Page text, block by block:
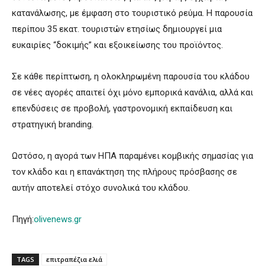
κατανάλωσης, με έμφαση στο τουριστικό ρεύμα. Η παρουσία
περίπου 35 εκατ. τουριστών ετησίως δημιουργεί μια
ευκαιρίες “δοκιμής” και εξοικείωσης του προϊόντος.
Σε κάθε περίπτωση, η ολοκληρωμένη παρουσία του κλάδου
σε νέες αγορές απαιτεί όχι μόνο εμπορικά κανάλια, αλλά και
επενδύσεις σε προβολή, γαστρονομική εκπαίδευση και
στρατηγική branding.
Ωστόσο, η αγορά των ΗΠΑ παραμένει κομβικής σημασίας για
τον κλάδο και η επανάκτηση της πλήρους πρόσβασης σε
αυτήν αποτελεί στόχο συνολικά του κλάδου.
Πηγή:olivenews.gr
TAGS επιτραπέζια ελιά